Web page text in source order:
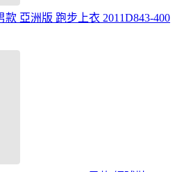
款 亞洲版 跑步上衣 2011D843-400